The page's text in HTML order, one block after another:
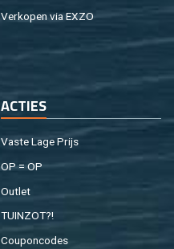
Ver­ko­pen via EXZO
AC­TIES
Vaste Lage Prijs
OP = OP
Out­let
TUIN­ZOT?!
Cou­pon­co­des